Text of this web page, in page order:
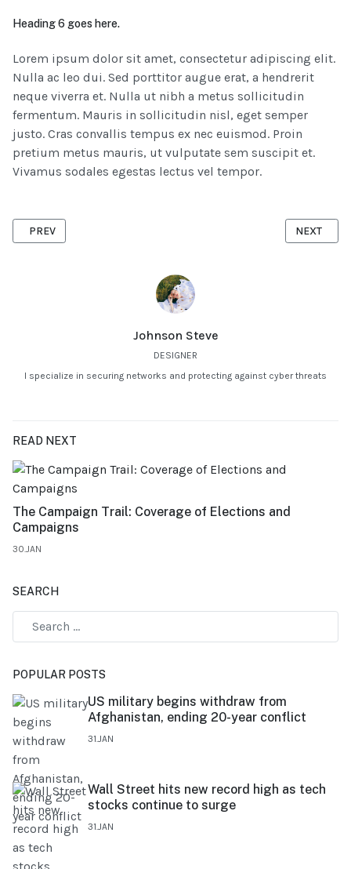
Johnson Steve
DESIGNER
I specialize in securing networks and protecting against cyber threats
READ NEXT
The Campaign Trail: Coverage of Elections and
Campaigns
30.JAN
Heading 6 goes here.
Lorem ipsum dolor sit amet, consectetur adipiscing elit.
Nulla ac leo dui. Sed porttitor augue erat, a hendrerit
neque viverra et. Nulla ut nibh a metus sollicitudin
fermentum. Mauris in sollicitudin nisl, eget semper
justo. Cras convallis tempus ex nec euismod. Proin
pretium metus mauris, ut vulputate sem suscipit et.
Vivamus sodales egestas lectus vel tempor.
PREVIOUS ARTICLE: NEWS AND COMMENTARY ON THE LATEST
PREV NEXT
NEXT
SEARCH
POPULAR POSTS
US military begins withdraw from
Afghanistan, ending 20-year conflict
31.JAN
Wall Street hits new record high as tech
stocks continue to surge
31.JAN